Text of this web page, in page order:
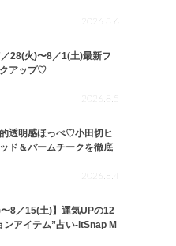
2026.8.6
／28(火)〜8／1(土)最新フ
アップ♡
2026.8.5
透明感ほっぺ♡小田切ヒ
ド＆バームチークを徹底
2026.8.4
〜8／15(土)】運気UPの12
ンアイテム”占い-itSnap M